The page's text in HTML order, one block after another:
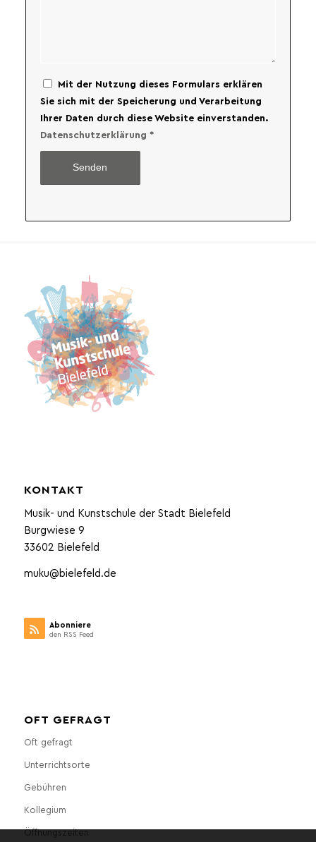
Mit der Nutzung dieses Formulars erklären
Sie sich mit der Speicherung und Verarbeitung
Ihrer Daten durch diese Website einverstanden.
Datenschutzerklärung *
KONTAKT
Musik- und Kunstschule der Stadt Bielefeld
Burgwiese 9
33602 Bielefeld
muku@bielefeld.de
Abonniere
den RSS Feed
OFT GEFRAGT
Oft gefragt
Unterrichtsorte
Gebühren
Kollegium
Öffnungszeiten